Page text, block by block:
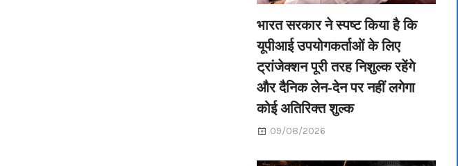
भारत सरकार ने स्पष्ट किया है कि
यूपीआई उपयोगकर्ताओं के लिए
ट्रांजेक्शन पूरी तरह निशुल्क रहेंगे
और दैनिक लेन-देन पर नहीं लगेगा
कोई अतिरिक्त शुल्क
09/08/2026